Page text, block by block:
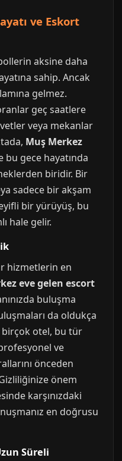
ve Eskort
aksine daha
sahip. Ancak
gelmez.
geç saatlere
veya mekanlar
Muş Merkez
bu gece hayatında
biridir. Bir
sadece bir akşam
bir yürüyüş, bu
hale gelir.
hizmetlerin en
eve gelen escort
buluşma
da oldukça
birçok otel, bu tür
ve
önceden
önem
karşınızdaki
en doğrusu
Süreli